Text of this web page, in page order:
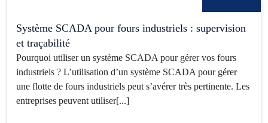
Système SCADA pour fours industriels : supervision
et traçabilité
Pourquoi utiliser un système SCADA pour gérer vos fours
industriels ? L’utilisation d’un système SCADA pour gérer
une flotte de fours industriels peut s’avérer très pertinente. Les
entreprises peuvent utiliser[...]